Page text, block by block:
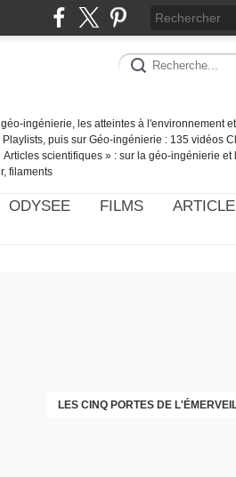
ingénierie, les atteintes à l'environnement
puis sur Géo-ingénierie : 135 vidéos
scientifiques » : sur la géo-ingénierie et
filaments
ODYSEE FILMS
LES CINQ PORTES DE